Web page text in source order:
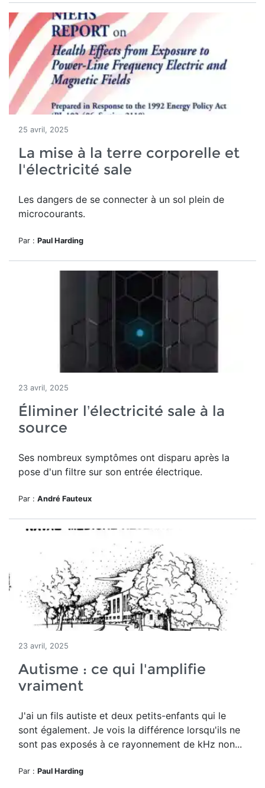
25 avril, 2025
La mise à la terre corporelle et
l'électricité sale
Les dangers de se connecter à un sol plein de
microcourants.
Par : Paul Harding
23 avril, 2025
Éliminer l’électricité sale à la
source
Ses nombreux symptômes ont disparu après la
pose d'un filtre sur son entrée électrique.
Par : André Fauteux
23 avril, 2025
Autisme : ce qui l'amplifie
vraiment
J'ai un fils autiste et deux petits-enfants qui le
sont également. Je vois la différence lorsqu'ils ne
sont pas exposés à ce rayonnement de kHz non...
Par : Paul Harding